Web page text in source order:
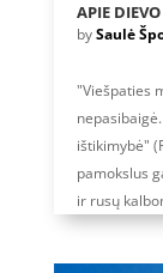
APIE
bySaulė
"Viešpaties
ištikimybė"
pamokslus
ir rusų